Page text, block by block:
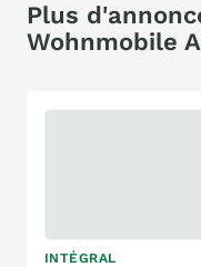
Plus
Wohnmobile
INTÉGRAL